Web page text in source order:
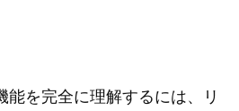
を完全に理解するには、リ